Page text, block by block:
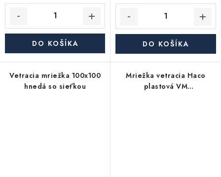
DO KOŠÍKA DO KOŠÍKA
Vetracia mriežka 100x100
hnedá so sieťkou
Mriežka vetracia Haco
plastová VM